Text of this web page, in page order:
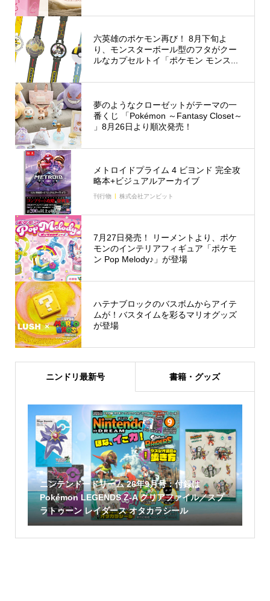
六英雄のポケモン再び！ 8月下旬よ
り、モンスターボール型のフタがクー
ルなカプセルトイ「ポケモン モンス...
夢のようなクローゼットがテーマの一
番くじ 「Pokémon ～Fantasy Closet～
」8月26日より順次発売！
メトロイドプライム 4 ビヨンド 完全攻
略本+ビジュアルアーカイブ
刊行物 株式会社アンビット
7月27日発売！ リーメントより、ポケ
モンのインテリアフィギュア「ポケモ
ン Pop Melody♪」が登場
ハテナブロックのバスボムからアイテ
ムが！バスタイムを彩るマリオグッズ
が登場
ニンドリ最新号 書籍・グッズ
ニンテンドードリーム 26年9月号：付録は
Pokémon LEGENDS Z-A クリアファイル／スプ
ラトゥーン レイダース オタカラシール